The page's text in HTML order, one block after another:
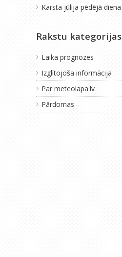
Karsta jūlija pēdējā diena
Rakstu kategorijas
Laika prognozes
Izglītojoša informācija
Par meteolapa.lv
Pārdomas